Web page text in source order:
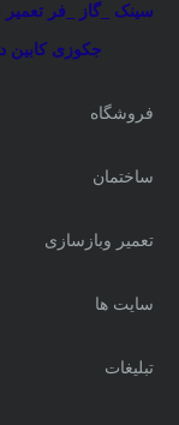
سینک _گاز _فر
جکوزی کابین
فروشگاه
ساختمان
تعمیر وبازسازی
سایت ها
تبلیغات